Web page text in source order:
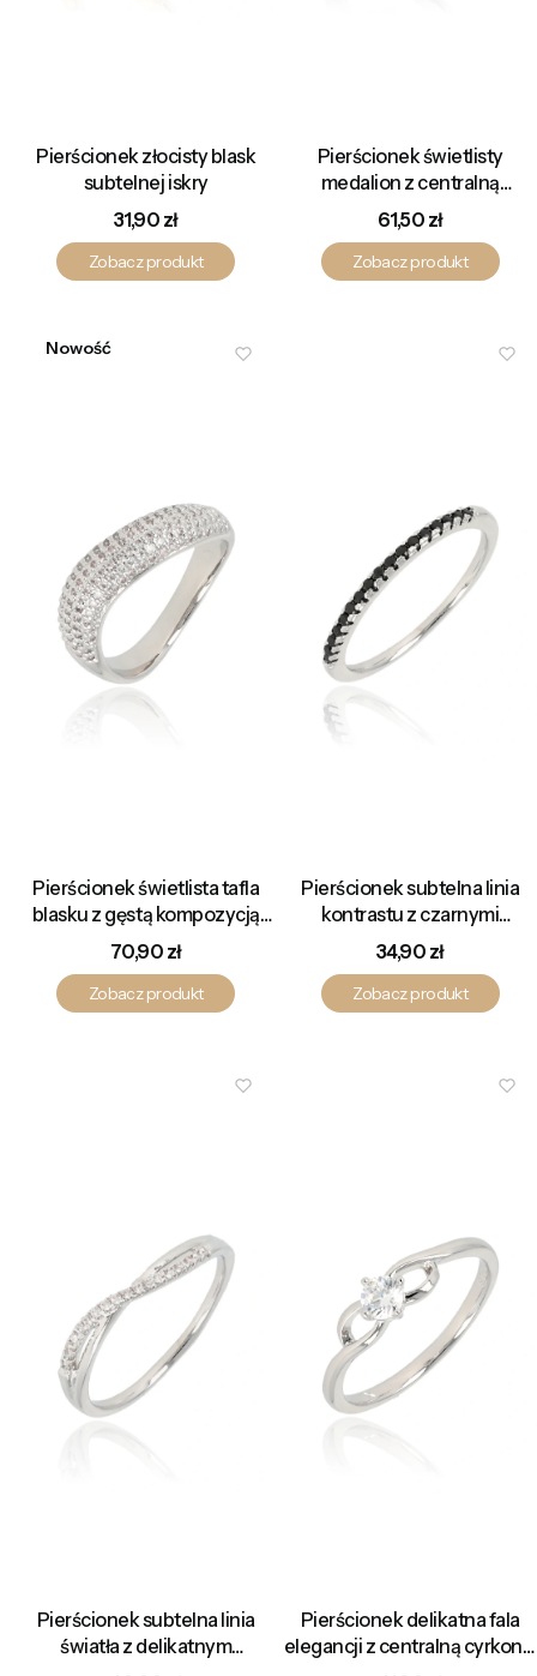
Pierścionek złocisty blask
subtelnej iskry
Cena
31,90 zł
Zobacz produkt
Pierścionek świetlisty
medalion z centralną
cyrkonią otuloną aureolą
drobnych kamieni
Cena
61,50 zł
Zobacz produkt
Nowość
Pierścionek świetlista tafla
blasku z gęstą kompozycją
cyrkonii o luksusowym
wyrazie
Cena
70,90 zł
Zobacz produkt
Pierścionek subtelna linia
kontrastu z czarnymi
cyrkoniami w eleganckiej
oprawie
Cena
34,90 zł
Zobacz produkt
Pierścionek subtelna linia
światła z delikatnym
Pierścionek delikatna fala
elegancji z centralną cyrkonią